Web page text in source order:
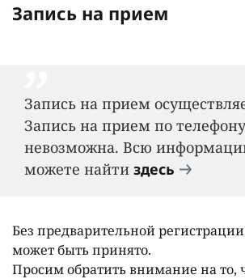
Запись на прием
Запись на прием
Запись на прием по телефону
невозможна. Всю
можете найти здесь
Без предварительной
может быть принято.
Просим обратить внимание на то,